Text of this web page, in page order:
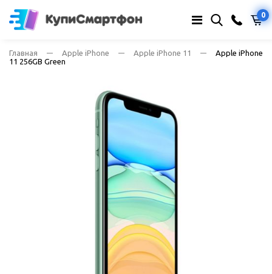
0
Главная Apple iPhone Apple iPhone 11
Apple iPhone
11 256GB Green